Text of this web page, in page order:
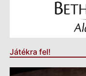
Játékra fel!